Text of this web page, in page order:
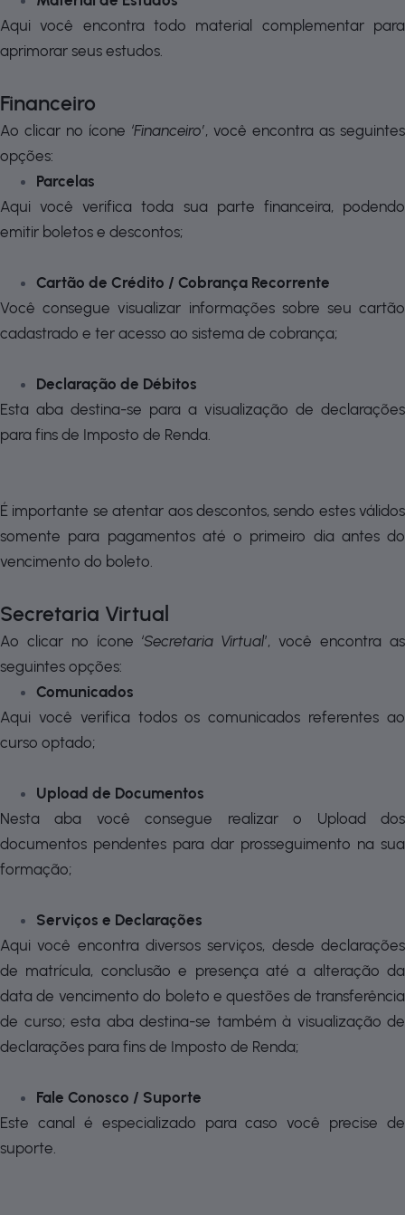
Aqui você encontra todo material complementar para
aprimorar seus estudos.
Financeiro
Ao clicar no ícone ‘Financeiro’, você encontra as seguintes
opções:
Parcelas
Aqui você verifica toda sua parte financeira, podendo
emitir boletos e descontos;
Cartão de Crédito / Cobrança Recorrente
Você consegue visualizar informações sobre seu cartão
cadastrado e ter acesso ao sistema de cobrança;
Declaração de Débitos
Esta aba destina-se para a visualização de declarações
para fins de Imposto de Renda.
É importante se atentar aos descontos, sendo estes válidos
somente para pagamentos até o primeiro dia antes do
vencimento do boleto.
Secretaria Virtual
Ao clicar no ícone ‘Secretaria Virtual’, você encontra as
seguintes opções:
Comunicados
Aqui você verifica todos os comunicados referentes ao
curso optado;
Upload de Documentos
Nesta aba você consegue realizar o Upload dos
documentos pendentes para dar prosseguimento na sua
formação;
Serviços e Declarações
Aqui você encontra diversos serviços, desde declarações
de matrícula, conclusão e presença até a alteração da
data de vencimento do boleto e questões de transferência
de curso; esta aba destina-se também à visualização de
declarações para fins de Imposto de Renda;
Fale Conosco / Suporte
Este canal é especializado para caso você precise de
suporte.